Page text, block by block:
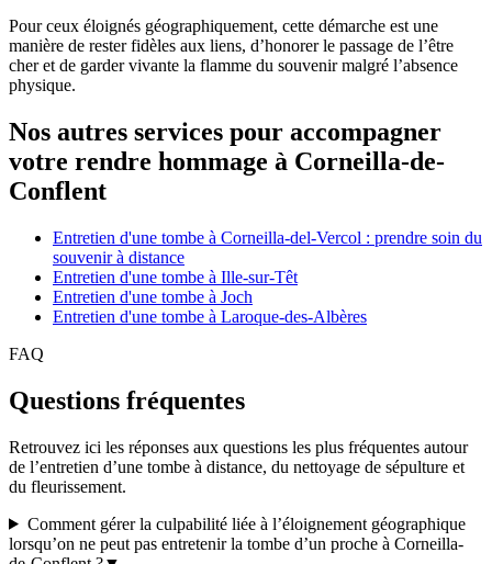
Pour ceux éloignés géographiquement, cette démarche est une
manière de rester fidèles aux liens, d’honorer le passage de l’être
cher et de garder vivante la flamme du souvenir malgré l’absence
physique.
Nos autres services pour accompagner
votre rendre hommage à Corneilla-de-
Conflent
Entretien d'une tombe à Corneilla-del-Vercol : prendre soin du
souvenir à distance
Entretien d'une tombe à Ille-sur-Têt
Entretien d'une tombe à Joch
Entretien d'une tombe à Laroque-des-Albères
FAQ
Questions fréquentes
Retrouvez ici les réponses aux questions les plus fréquentes autour
de l’entretien d’une tombe à distance, du nettoyage de sépulture et
du fleurissement.
Comment gérer la culpabilité liée à l’éloignement géographique
lorsqu’on ne peut pas entretenir la tombe d’un proche à Corneilla-